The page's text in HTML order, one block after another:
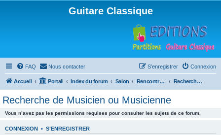
Guitare Classique
FAQ Nous contacter Connexion
S’enregistrer
Accueil Portail Index du forum Salon Rencontres musicales Recherche de Musicien ou Musicienne
Recherche de Musicien ou Musicienne
Vous n’avez pas les permissions requises pour consulter les sujets de ce forum.
CONNEXION • S’ENREGISTRER